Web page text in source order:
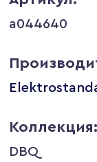
a044640
Коллекция:
DBQ